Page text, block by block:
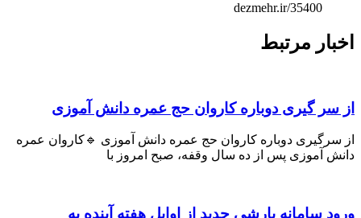
dezmehr.ir/35400
اخبار مرتبط
از سر گیری دوباره کاروان حج عمره دانش آموزی
از سرگیری دوباره کاروان حج عمره دانش آموزی 🔹کاروان عمره
دانش آموزی پس از ده سال وقفه، صبح امروز با
ورود سامانه بارشی جدید از اوایل هفته آینده به